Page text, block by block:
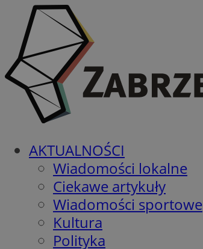
AKTUALNOŚCI
Wiadomości lokalne
Ciekawe artykuły
Wiadomości sportowe
Kultura
Polityka